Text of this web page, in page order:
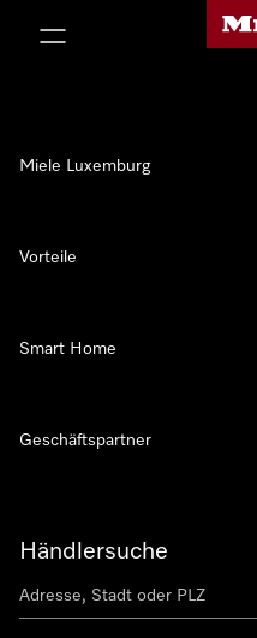
Händlersuche
Miele Luxemburg
Vorteile
Smart Home
Geschäftspartner